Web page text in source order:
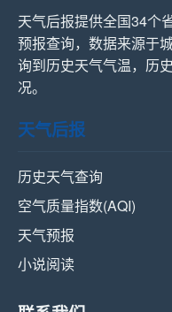
天气后报提供全国34个
预报查询，数据来源于
询到历史天气气温，历
况。
天气后报
历史天气查询
空气质量指数(AQI)
天气预报
小说阅读